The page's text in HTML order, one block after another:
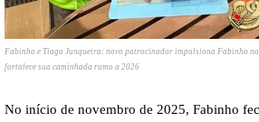
Fabinho e Tiago Junqueira: novo patrocinador impulsiona Fabinho na
fortalece sua caminhada rumo a 2026
No início de novembro de 2025, Fabinho